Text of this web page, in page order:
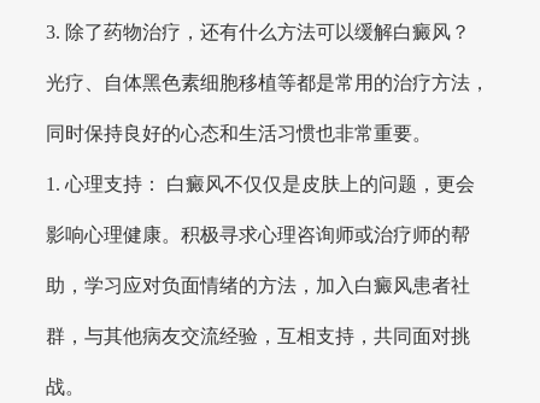
3. 除了药物治疗，还有什么方法可以缓解白癜风？
光疗、自体黑色素细胞移植等都是常用的治疗方法，
同时保持良好的心态和生活习惯也非常重要。
1. 心理支持： 白癜风不仅仅是皮肤上的问题，更会
影响心理健康。积极寻求心理咨询师或治疗师的帮
助，学习应对负面情绪的方法，加入白癜风患者社
群，与其他病友交流经验，互相支持，共同面对挑
战。